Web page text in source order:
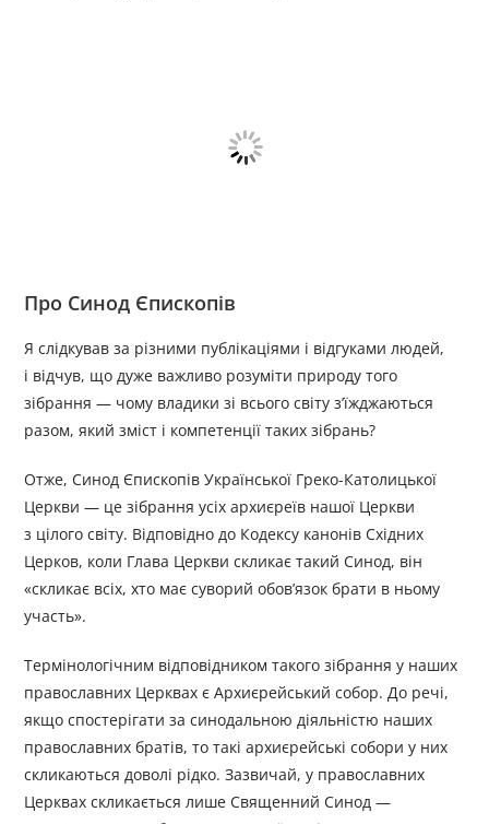
Про Синод Єпископів
Я слідкував за різними публікаціями і відгуками людей,
і відчув, що дуже важливо розуміти природу того
зібрання — чому владики зі всього світу з’їжджаються
разом, який зміст і компетенції таких зібрань?
Отже, Синод Єпископів Української Греко-Католицької
Церкви — це зібрання усіх архиєреїв нашої Церкви
з цілого світу. Відповідно до Кодексу канонів Східних
Церков, коли Глава Церкви скликає такий Синод, він
«скликає всіх, хто має суворий обов’язок брати в ньому
участь».
Термінологічним відповідником такого зібрання у наших
православних Церквах є Архиєрейський собор. До речі,
якщо спостерігати за синодальною діяльністю наших
православних братів, то такі архиєрейські собори у них
скликаються доволі рідко. Зазвичай, у православних
Церквах скликається лише Священний Синод —